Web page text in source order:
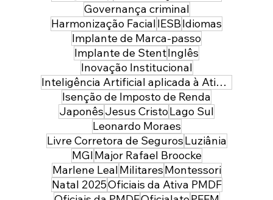
Governança criminal
Harmonização FacialIESBIdiomas
Implante de Marca-passo
Implante de StentInglês
Inovação Institucional
Inteligência Artificial aplicada à Atividade Policial
Isenção de Imposto de Renda
JaponêsJesus CristoLago Sul
Leonardo Moraes
Livre Corretora de SegurosLuziânia
MGIMajor Rafael Broocke
Marlene LealMilitaresMontessori
Natal 2025Oficiais da Ativa PMDF